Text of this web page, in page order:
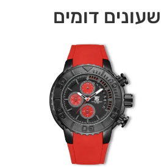
שעונים דומים